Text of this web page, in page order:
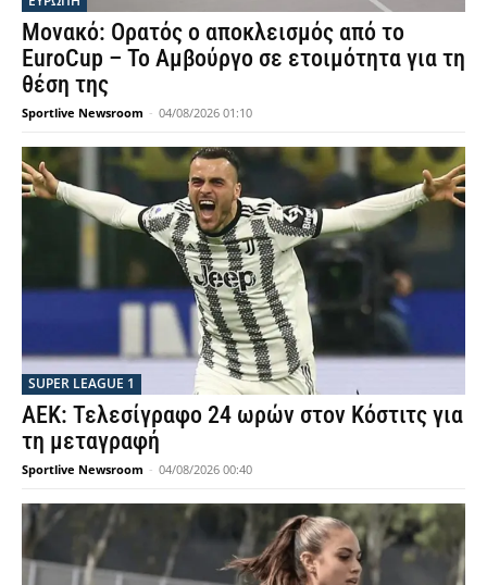
Μονακό: Ορατός ο αποκλεισμός από το
EuroCup – Το Αμβούργο σε ετοιμότητα για τη
θέση της
Sportlive Newsroom - 04/08/2026 01:10
SUPER LEAGUE 1
ΑΕΚ: Τελεσίγραφο 24 ωρών στον Κόστιτς για
τη μεταγραφή
Sportlive Newsroom - 04/08/2026 00:40